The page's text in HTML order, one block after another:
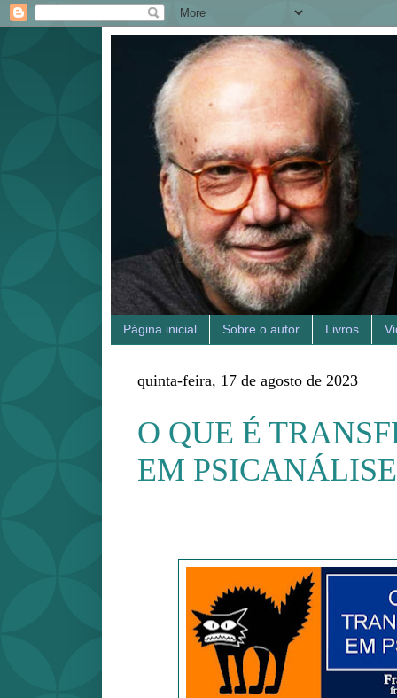
Página inicial Sobre o autor Livros
quinta-feira, 17 de agosto de 2023
O QUE É
EM PSICANÁLISE